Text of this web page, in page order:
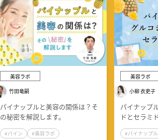
美容ラボ
竹田竜嗣
パイナップルと美容の関係は？そ
の秘密を解説します。
#パイン
#美容ラボ
美容ラボ
小柳 衣吏子
パイナップ
ドとセラミ
#パイナップル